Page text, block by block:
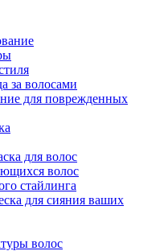
за волосами
для поврежденных
для волос
волос
стайлинга
для сияния ваших
волос